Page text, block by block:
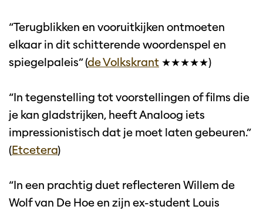
“Terugblikken en vooruitkijken ontmoeten
elkaar in dit schitterende woordenspel en
spiegelpaleis” (de Volkskrant ★★★★★)
“In tegenstelling tot voorstellingen of films die
je kan gladstrijken, heeft Analoog iets
impressionistisch dat je moet laten gebeuren.”
(Etcetera)
“In een prachtig duet reflecteren Willem de
Wolf van De Hoe en zijn ex-student Louis